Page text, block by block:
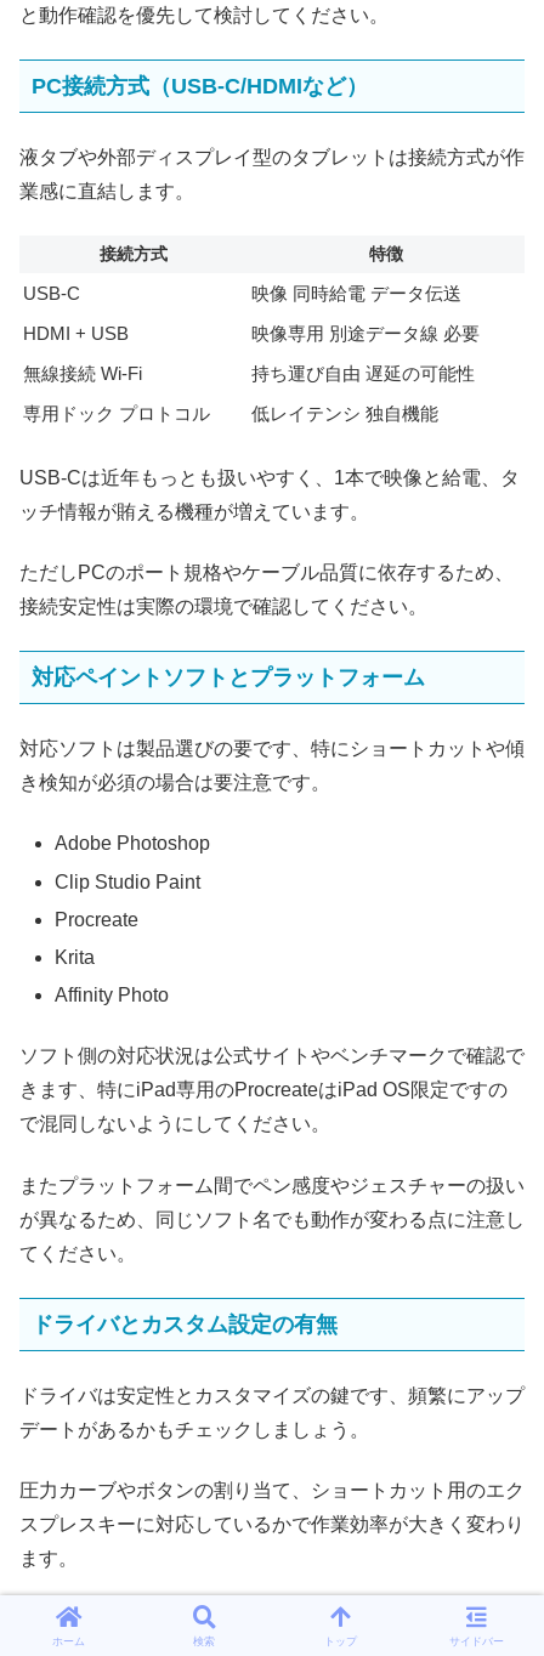
と動作確認を優先して検討してください。
PC接続方式（USB-C/HDMIなど）
液タブや外部ディスプレイ型のタブレットは接続方式が作
業感に直結します。
接続方式 特徴
USB-C
映像 同時給電 データ伝送
HDMI + USB
映像専用 別途データ線 必要
無線接続 Wi‑Fi
持ち運び自由 遅延の可能性
専用ドック プロトコル
低レイテンシ 独自機能
USB-Cは近年もっとも扱いやすく、1本で映像と給電、タ
ッチ情報が賄える機種が増えています。
ただしPCのポート規格やケーブル品質に依存するため、
接続安定性は実際の環境で確認してください。
対応ペイントソフトとプラットフォーム
対応ソフトは製品選びの要です、特にショートカットや傾
き検知が必須の場合は要注意です。
Adobe Photoshop
Clip Studio Paint
Procreate
Krita
Affinity Photo
ソフト側の対応状況は公式サイトやベンチマークで確認で
きます、特にiPad専用のProcreateはiPad OS限定ですの
で混同しないようにしてください。
またプラットフォーム間でペン感度やジェスチャーの扱い
が異なるため、同じソフト名でも動作が変わる点に注意し
てください。
ドライバとカスタム設定の有無
ドライバは安定性とカスタマイズの鍵です、頻繁にアップ
デートがあるかもチェックしましょう。
圧力カーブやボタンの割り当て、ショートカット用のエク
スプレスキーに対応しているかで作業効率が大きく変わり
ます。
メーカー製ドライバはWindowsとmacOSで挙動が異なる
ホーム 検索 トップ サイドバー